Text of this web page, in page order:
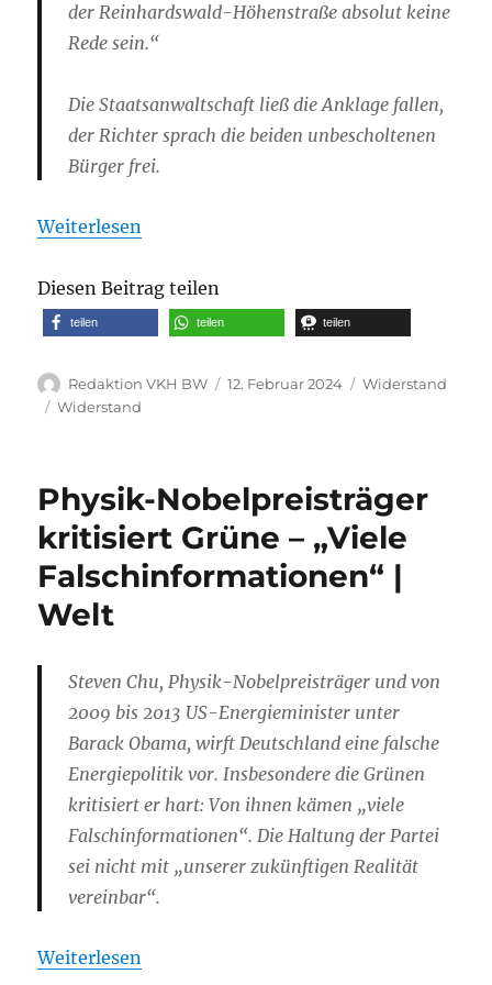
der Reinhardswald-Höhenstraße absolut keine
Rede sein.“
Die Staatsanwaltschaft ließ die Anklage fallen,
der Richter sprach die beiden unbescholtenen
Bürger frei.
Weiterlesen
Diesen Beitrag teilen
teilen teilen teilen
Autor
Redaktion VKH BW
Veröffentlicht
12. Februar 2024 Kategorien
Widerstand
Schlagwörter
Widerstand
Physik-Nobelpreisträger
kritisiert Grüne – „Viele
Falschinformationen“ |
Welt
Steven Chu, Physik-Nobelpreisträger und von
2009 bis 2013 US-Energieminister unter
Barack Obama, wirft Deutschland eine falsche
Energiepolitik vor. Insbesondere die Grünen
kritisiert er hart: Von ihnen kämen „viele
Falschinformationen“. Die Haltung der Partei
sei nicht mit „unserer zukünftigen Realität
vereinbar“.
Weiterlesen